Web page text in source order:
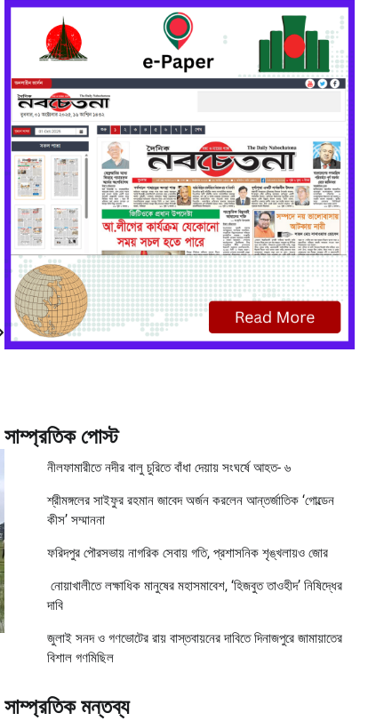
সাম্প্রতিক পোস্ট
নীলফামারীতে নদীর বালু চুরিতে বাঁধা দেয়ায় সংঘর্ষে আহত- ৬
শ্রীমঙ্গলের সাইফুর রহমান জাবেদ অর্জন করলেন আন্তর্জাতিক ‘গোল্ডেন
কীস’ সম্মাননা
ফরিদপুর পৌরসভায় নাগরিক সেবায় গতি, প্রশাসনিক শৃঙ্খলায়ও জোর
নোয়াখালীতে লক্ষাধিক মানুষের মহাসমাবেশ, ‘হিজবুত তাওহীদ’ নিষিদ্ধের
দাবি
জুলাই সনদ ও গণভোটের রায় বাস্তবায়নের দাবিতে দিনাজপুরে জামায়াতের
বিশাল গণমিছিল
সাম্প্রতিক মন্তব্য